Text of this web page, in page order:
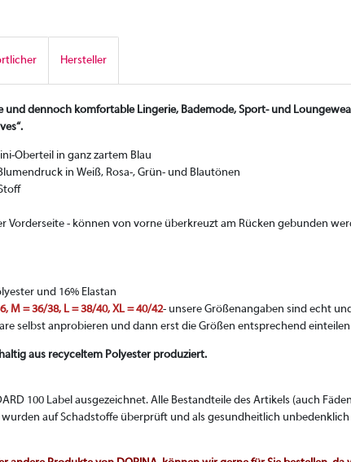
Hersteller
und dennoch komfortable Lingerie, Bademode, Sport- und
Oberteil in ganz zartem Blau
in Weiß, Rosa-, Grün- und Blautönen
Vorderseite - können von vorne überkreuzt am Rücken gebunden
und 16% Elastan
M = 36/38, L = 38/40, XL = 40/42- unsere Größenangaben sind echt
selbst anprobieren und dann erst die Größen entsprechend einteilen
aus recyceltem Polyester produziert.
100 Label ausgezeichnet. Alle Bestandteile des Artikels (auch
auf Schadstoffe überprüft und als gesundheitlich unbedenklich